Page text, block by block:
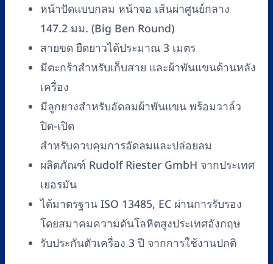
Ben
(Desk
Model)
ยี่ห้อ
Riester
ปัด
กลม)
หน้าปัดแบบกลม หน้าจอ เส้นผ่าศูนย์กลาง
147.2 มม. (Big Ben Round)
สายขด ยืดยาวได้ประมาณ 3 เมตร
มีตะกร้าสำหรับเก็บสาย และผ้าพันแขนด้านหลัง
เครื่อง
มีลูกยางสำหรับอัดลมผ้าพันแขน พร้อมวาล์ว
ปิด-เปิด
สำหรับควบคุมการอัดลมและปล่อยลม
ผลิตภัณฑ์ Rudolf Riester GmbH จากประเทศ
เยอรมัน
ได้มาตรฐาน ISO 13485, EC ผ่านการรับรอง
โดยสมาคมความดันโลหิตสูงประเทศอังกฤษ
รับประกันตัวเครื่อง 3 ปี จากการใช้งานปกติ